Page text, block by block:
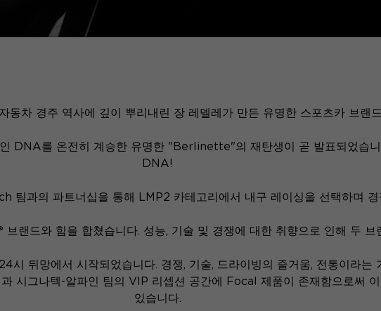
차 경주 역사에 깊이 뿌리내린 장 레델레가 만든 유명한 스포츠카 브랜
DNA를 온전히 계승한 유명한 "Berlinette"의 재탄생이 곧 발표되었습
DNA!
과의 파트너십을 통해 LMP2 카테고리에서 내구 레이싱을 선택하며 경
랜드와 힘을 합쳤습니다. 성능, 기술 및 경쟁에 대한 취향으로 인해 두 브
시 뒤망에서 시작되었습니다. 경쟁, 기술, 드라이빙의 즐거움, 전통이라는
시그나텍-알파인 팀의 VIP 리셉션 공간에 Focal 제품이 존재함으로써
있습니다.